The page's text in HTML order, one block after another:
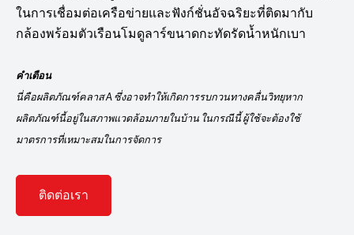
ในการเชื่อมต่อเครือข่ายและฟังก์ชั่นอัจฉริยะที่ติดมากับ
กล้องพร้อมตัวเรือนโมดูลาร์ขนาดกะทัดรัดน้ำหนักเบา
คำเตือน
นี่คือผลิตภัณฑ์คลาส A ซึ่งอาจทำให้เกิดการรบกวนทางคลื่นวิทยุหาก
ผลิตภัณฑ์นี้อยู่ในสภาพแวดล้อมภายในบ้าน ในกรณีนี้ ผู้ใช้จะต้องใช้
มาตรการที่เหมาะสมในการจัดการ
ติดต่อเรา